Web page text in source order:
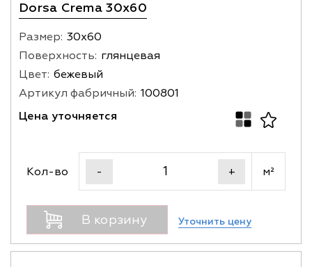
Dorsa Crema 30x60
Размер: 30х60
Поверхность: глянцевая
Цвет: бежевый
Артикул фабричный: 100801
Цена уточняется
Кол-во - + м²
В корзину Уточнить цену